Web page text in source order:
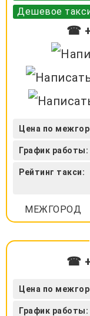
Дешевое
☎
Цена по
График работы:
Рейтинг такси:
МЕЖГОРОД
☎
Цена по
График работы: